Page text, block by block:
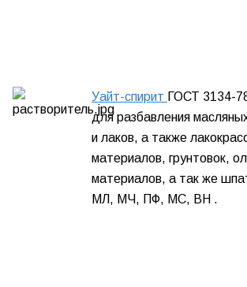
Уайт-спирит ГОСТ 3134-
для разбавления
и лаков, а также
материалов, грунтовок,
материалов, а так же
МЛ, МЧ, ПФ, МС, ВН .